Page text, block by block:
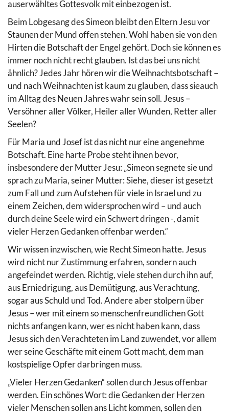
auserwähltes Gottesvolk mit einbezogen ist.
Beim Lobgesang des Simeon bleibt den Eltern Jesu vor
Staunen der Mund offen stehen. Wohl haben sie von den
Hirten die Botschaft der Engel gehört. Doch sie können es
immer noch nicht recht glauben. Ist das bei uns nicht
ähnlich? Jedes Jahr hören wir die Weihnachtsbotschaft –
und nach Weihnachten ist kaum zu glauben, dass sieauch
im Alltag des Neuen Jahres wahr sein soll. Jesus –
Versöhner aller Völker, Heiler aller Wunden, Retter aller
Seelen?
Für Maria und Josef ist das nicht nur eine angenehme
Botschaft. Eine harte Probe steht ihnen bevor,
insbesondere der Mutter Jesu: „Simeon segnete sie und
sprach zu Maria, seiner Mutter: Siehe, dieser ist gesetzt
zum Fall und zum Aufstehen für viele in Israel und zu
einem Zeichen, dem widersprochen wird – und auch
durch deine Seele wird ein Schwert dringen -, damit
vieler Herzen Gedanken offenbar werden.“
Wir wissen inzwischen, wie Recht Simeon hatte. Jesus
wird nicht nur Zustimmung erfahren, sondern auch
angefeindet werden. Richtig, viele stehen durch ihn auf,
aus Erniedrigung, aus Demütigung, aus Verachtung,
sogar aus Schuld und Tod. Andere aber stolpern über
Jesus – wer mit einem so menschenfreundlichen Gott
nichts anfangen kann, wer es nicht haben kann, dass
Jesus sich den Verachteten im Land zuwendet, vor allem
wer seine Geschäfte mit einem Gott macht, dem man
kostspielige Opfer darbringen muss.
„Vieler Herzen Gedanken“ sollen durch Jesus offenbar
werden. Ein schönes Wort: die Gedanken der Herzen
vieler Menschen sollen ans Licht kommen, sollen den